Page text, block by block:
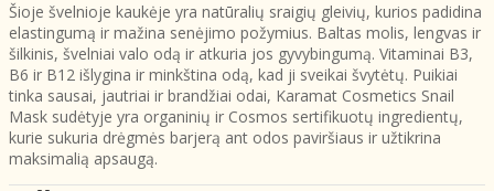
Šioje švelnioje kaukėje yra natūralių sraigių gleivių, kurios padidina
elastingumą ir mažina senėjimo požymius. Baltas molis, lengvas ir
šilkinis, švelniai valo odą ir atkuria jos gyvybingumą. Vitaminai B3,
B6 ir B12 išlygina ir minkština odą, kad ji sveikai švytėtų. Puikiai
tinka sausai, jautriai ir brandžiai odai, Karamat Cosmetics Snail
Mask sudėtyje yra organinių ir Cosmos sertifikuotų ingredientų,
kurie sukuria drėgmės barjerą ant odos paviršiaus ir užtikrina
maksimalią apsaugą.